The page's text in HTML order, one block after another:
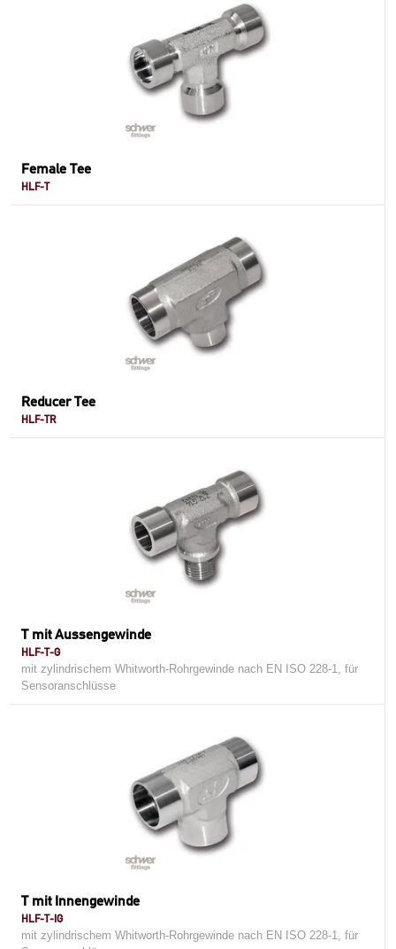
Female Tee
HLF-T
Reducer Tee
HLF-TR
T mit Aussengewinde
HLF-T-G
mit zylindrischem Whitworth-Rohrgewinde nach EN ISO 228-1, für
Sensoranschlüsse
T mit Innengewinde
HLF-T-IG
mit zylindrischem Whitworth-Rohrgewinde nach EN ISO 228-1, für